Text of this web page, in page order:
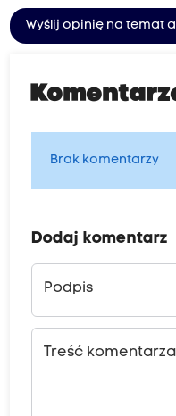
Wyślij opinię na temat
Brak komentarzy
Dodaj komentarz
Podpis
Treść komentarza